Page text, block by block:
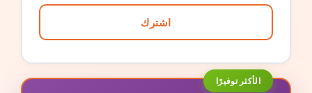
اشترك
الأكثر توفيرًا